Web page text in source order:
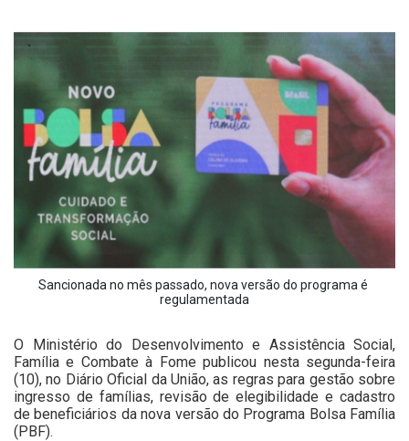
Sancionada no mês passado, nova versão do programa é
regulamentada
O Ministério do Desenvolvimento e Assistência Social,
Família e Combate à Fome publicou nesta segunda-feira
(10), no Diário Oficial da União, as regras para gestão sobre
ingresso de famílias, revisão de elegibilidade e cadastro
de beneficiários da nova versão do Programa Bolsa Família
(PBF).